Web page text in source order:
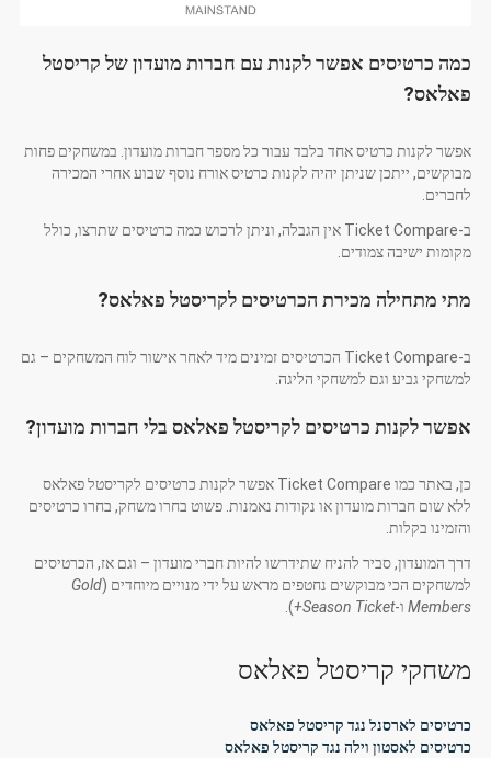
כמה כרטיסים אפשר לקנות עם חברות מועדון של קריסטל
פאלאס?
אפשר לקנות כרטיס אחד בלבד עבור כל מספר חברות מועדון. במשחקים פחות
מבוקשים, ייתכן שניתן יהיה לקנות כרטיס אורח נוסף שבוע אחרי המכירה
לחברים.
ב-Ticket Compare אין הגבלה, וניתן לרכוש כמה כרטיסים שתרצו, כולל
מקומות ישיבה צמודים.
מתי מתחילה מכירת הכרטיסים לקריסטל פאלאס?
ב-Ticket Compare הכרטיסים זמינים מיד לאחר אישור לוח המשחקים – גם
למשחקי גביע וגם למשחקי הליגה.
אפשר לקנות כרטיסים לקריסטל פאלאס בלי חברות מועדון?
כן, באתר כמו Ticket Compare אפשר לקנות כרטיסים לקריסטל פאלאס
ללא שום חברות מועדון או נקודות נאמנות. פשוט בחרו משחק, בחרו כרטיסים
והזמינו בקלות.
דרך המועדון, סביר להניח שתידרשו להיות חברי מועדון – וגם אז, הכרטיסים
למשחקים הכי מבוקשים נחטפים מראש על ידי מנויים מיוחדים (Gold
Members ו-Season Ticket+
).
משחקי קריסטל פאלאס
כרטיסים לארסנל נגד קריסטל פאלאס
כרטיסים לאסטון וילה נגד קריסטל פאלאס